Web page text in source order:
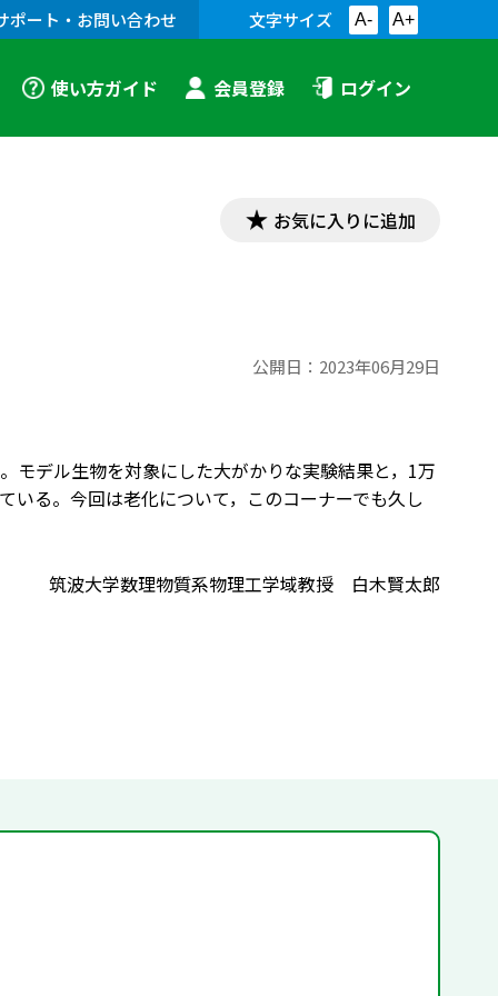
ポート・お問い合わせ 文字サイズ A- A+
使い方ガイド 会員登録 ログイン
お気に入りに追加
公開日： 2023年06月29日
モデル生物を対象にした大がかりな実験結果と，1万
いる。今回は老化について，このコーナーでも久し
筑波大学数理物質系物理工学域教授 白木賢太郎